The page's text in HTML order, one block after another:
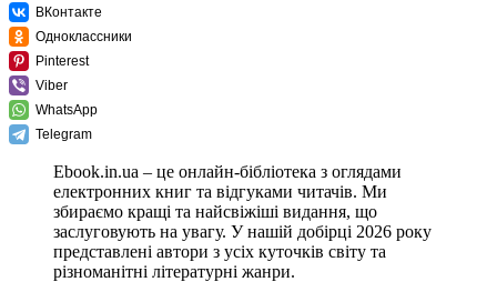
ВКонтакте
Одноклассники
Pinterest
Viber
WhatsApp
Telegram
Ebook.in.ua – це онлайн-бібліотека з оглядами
електронних книг та відгуками читачів. Ми
збираємо кращі та найсвіжіші видання, що
заслуговують на увагу. У нашій добірці 2026 року
представлені автори з усіх куточків світу та
різноманітні літературні жанри.